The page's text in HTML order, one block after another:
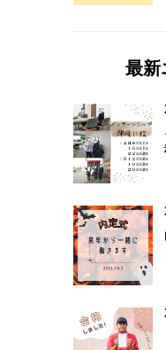
最新